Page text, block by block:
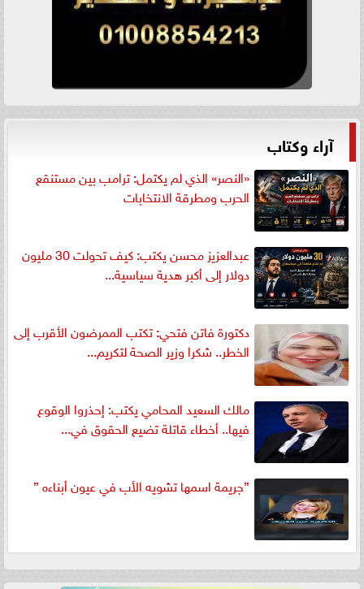
آراء وكتاب
«النصر» الذي لم يكتمل: ترامب بين مستنقع
الحرب ومطرقة الانتخابات
عبدالعزيز محسن يكتب: كيف تحولت 30 مليون
دولار إلى أكبر هدية سياسية...
دكتورة فاتن فتحي: تكتب الممرضون الأقرب إلى
الخطر.. شكرا وزير الصحة لتكريم...
مالك السعيد المحامي يكتب: إحذروا الوقوع
فيها.. أخطاء قاتلة تضيع الحقوق في...
”جريمة اسمها تشويه الأب في عيون أبناءه ”